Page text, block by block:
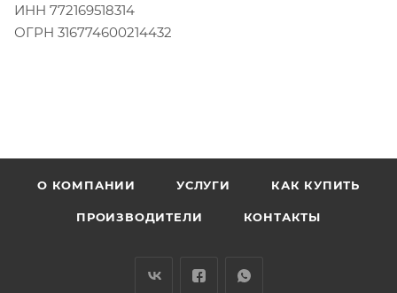
ИНН 772169518314
ОГРН 316774600214432
О КОМПАНИИ УСЛУГИ КАК КУПИТЬ
ПРОИЗВОДИТЕЛИ КОНТАКТЫ